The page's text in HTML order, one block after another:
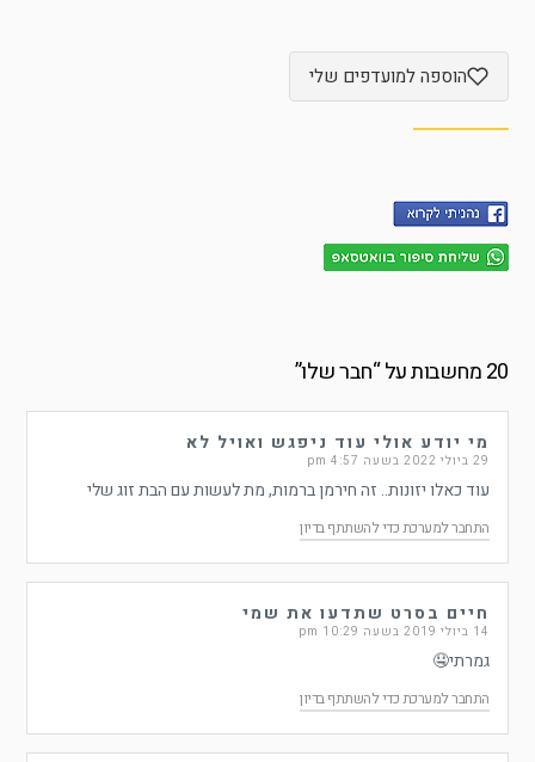
הוספה למועדפים שלי
20 מחשבות על “ חבר שלו”
מי יודע אולי עוד ניפגש ואויל לא
29 ביולי 2022 בשעה 4:57 pm
עוד כאלו יזונות.. זה חירמן ברמות, מת לעשות עם הבת זוג שלי
התחבר למערכת כדי להשתתף בדיון
חיים בסרט שתדעו את שמי
14 ביולי 2019 בשעה 10:29 pm
גמרתי🤤
התחבר למערכת כדי להשתתף בדיון